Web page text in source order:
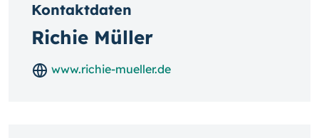
Kontaktdaten
Richie Müller
www.richie-mueller.de